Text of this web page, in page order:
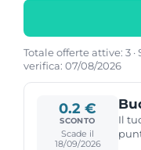
Totale offerte attive: 3
verifica: 07/08/2026
0.2 €
SCONTO
Scade il
18/09/2026
Il